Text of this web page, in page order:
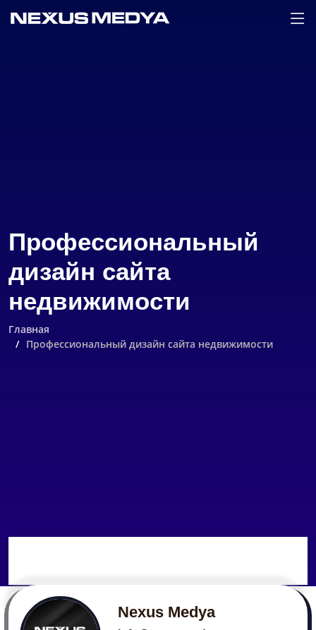
Профессиональный
дизайн сайта
недвижимости
Главная
Профессиональный дизайн сайта недвижимости
Nexus Medya